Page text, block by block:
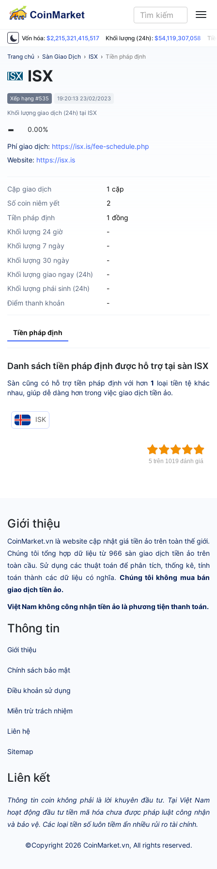
Vốn hóa: $2,215,321,415,517 Khối lượng (24h): $54,119,307,058
Trang chủ › Sàn Giao Dịch › ISX › Tiền pháp định
ISX
Xếp hạng #535 19:20:13 23/02/2023
Khối lượng giao dịch (24h) tại ISX
- 0.00%
Phí giao dịch: https://isx.is/fee-schedule.php
Website: https://isx.is
Cặp giao dịch
1 cặp
Số coin niêm yết
2
Tiền pháp định
1 đồng
Khối lượng 24 giờ
-
Khối lượng 7 ngày
-
Khối lượng 30 ngày
-
Khối lượng giao ngay (24h)
-
Khối lượng phái sinh (24h)
-
Điểm thanh khoản
-
Tiền pháp định
Danh sách tiền pháp định được hỗ trợ tại sàn ISX
Sàn cũng có hỗ trợ tiền pháp định với hơn1 loại tiền tệ khác
nhau, giúp dễ dàng hơn trong việc giao dịch tiền ảo.
ISK
5 trên 1019 đánh giá
Giới thiệu
CoinMarket.vn là website cập nhật giá tiền ảo trên toàn thế giới.
Chúng tôi tổng hợp dữ liệu từ 966 sàn giao dịch tiền ảo trên
toàn cầu. Sử dụng các thuật toán để phân tích, thống kê, tính
toán thành các dữ liệu có nghĩa. Chúng tôi không mua bán
giao dịch tiền ảo.
Việt Nam không công nhận tiền ảo là phương tiện thanh toán.
Thông tin
Giới thiệu
Chính sách bảo mật
Điều khoản sử dụng
Miễn trừ trách nhiệm
Liên hệ
Sitemap
Liên kết
Thông tin coin không phải là lời khuyên đầu tư. Tại Việt Nam
hoạt động đầu tư tiền mã hóa chưa được pháp luật công nhận
và bảo vệ. Các loại tiền số luôn tiềm ẩn nhiều rủi ro tài chính.
©Copyright 2026 CoinMarket.vn, All rights reserved.